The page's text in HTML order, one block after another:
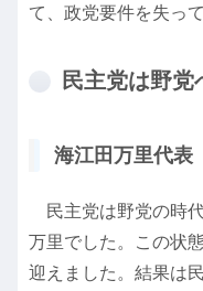
て、政党要件を失っ
民主党は野党
海江田万里代表
民主党は野党の時
万里でした。この状
迎えました。結果は